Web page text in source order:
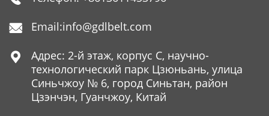
 Email:info@gdlbelt.com

Адрес: 2-й этаж, корпус C, научно-
технологический парк Цзюньань, улица
Синьчжоу № 6, город Синьтан, район
Цзэнчэн, Гуанчжоу, Китай